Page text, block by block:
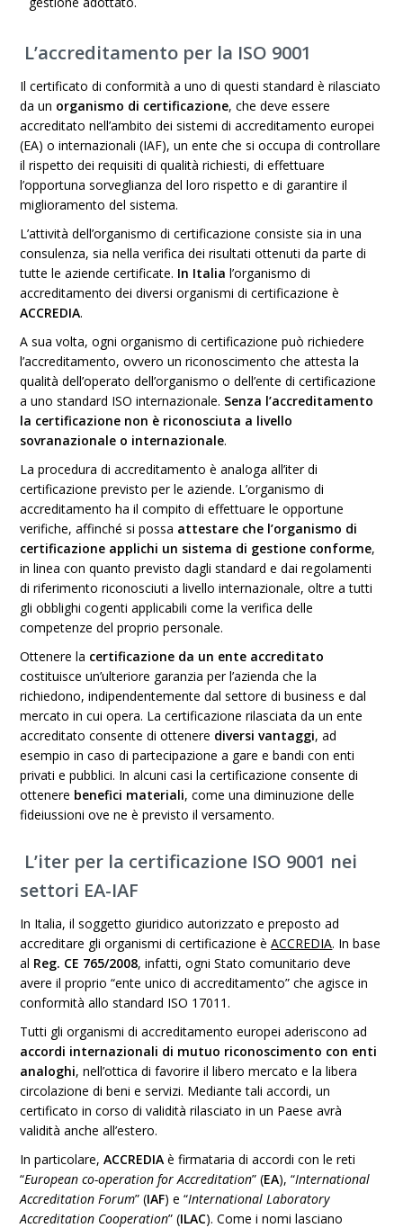
L’accreditamento per la ISO 9001
Il certificato di conformità a uno di questi standard è rilasciato
da un organismo di certificazione, che deve essere
accreditato nell’ambito dei sistemi di accreditamento europei
(EA) o internazionali (IAF), un ente che si occupa di controllare
il rispetto dei requisiti di qualità richiesti, di effettuare
l’opportuna sorveglianza del loro rispetto e di garantire il
miglioramento del sistema.
L’attività dell’organismo di certificazione consiste sia in una
consulenza, sia nella verifica dei risultati ottenuti da parte di
tutte le aziende certificate. In Italial’organismo di
accreditamento dei diversi organismi di certificazione è
ACCREDIA.
A sua volta, ogni organismo di certificazione può richiedere
l’accreditamento, ovvero un riconoscimento che attesta la
qualità dell’operato dell’organismo o dell’ente di certificazione
a uno standard ISO internazionale. Senza l’accreditamento
la certificazione non è riconosciuta a livello
sovranazionale o internazionale.
La procedura di accreditamento è analoga all’iter di
certificazione previsto per le aziende. L’organismo di
accreditamento ha il compito di effettuare le opportune
verifiche, affinché si possa attestare che l’organismo di
certificazione applichi un sistema di gestione conforme,
in linea con quanto previsto dagli standard e dai regolamenti
di riferimento riconosciuti a livello internazionale, oltre a tutti
gli obblighi cogenti applicabili come la verifica delle
competenze del proprio personale.
Ottenere la certificazione da un ente accreditato
costituisce un’ulteriore garanzia per l’azienda che la
richiedono, indipendentemente dal settore di business e dal
mercato in cui opera. La certificazione rilasciata da un ente
accreditato consente di ottenere diversi vantaggi, ad
esempio in caso di partecipazione a gare e bandi con enti
privati e pubblici. In alcuni casi la certificazione consente di
ottenere benefici materiali, come una diminuzione delle
fideiussioni ove ne è previsto il versamento.
L’iter per la certificazione ISO 9001 nei
settori EA-IAF
In Italia, il soggetto giuridico autorizzato e preposto ad
accreditare gli organismi di certificazione èACCREDIA. In base
al Reg. CE 765/2008, infatti, ogni Stato comunitario deve
avere il proprio “ente unico di accreditamento” che agisce in
conformità allo standard ISO 17011.
Tutti gli organismi di accreditamento europei aderiscono ad
accordi internazionali di mutuo riconoscimento con enti
analoghi, nell’ottica di favorire il libero mercato e la libera
circolazione di beni e servizi. Mediante tali accordi, un
certificato in corso di validità rilasciato in un Paese avrà
validità anche all’estero.
In particolare,ACCREDIA è firmataria di accordi con le reti
“European co-operation for Accreditation” (EA), “International
Accreditation Forum” (IAF) e “International Laboratory
Accreditation Cooperation” (ILAC). Come i nomi lasciano